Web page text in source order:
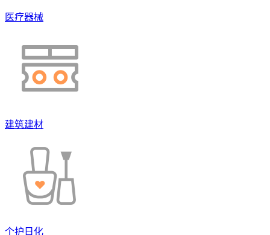
医疗器械
建筑建材
个护日化